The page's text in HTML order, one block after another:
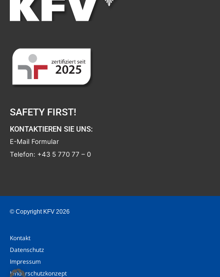
SAFETY FIRST!
KONTAKTIEREN SIE UNS:
E-Mail Formular
Telefon: +43 5 770 77 – 0
© Copyright KFV 2026
Kontakt
Datenschutz
Impressum
Kinderschutzkonzept